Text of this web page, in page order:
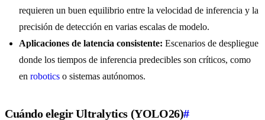
requieren un buen equilibrio entre la velocidad de inferencia y la
precisión de detección en varias escalas de modelo.
Aplicaciones de latencia consistente: Escenarios de despliegue
donde los tiempos de inferencia predecibles son críticos, como
en robotics o sistemas autónomos.
Cuándo elegir Ultralytics (YOLO26)#